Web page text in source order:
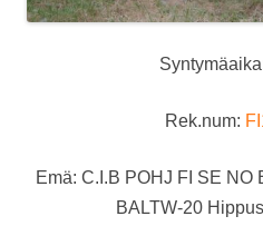
Rek.num:
Emä: C.I.B POHJ FI SE NO
BALTW-20